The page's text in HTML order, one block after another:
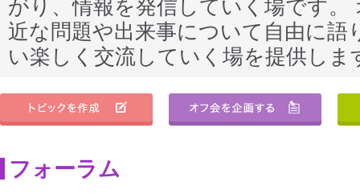
がり、情報を発信していく場です
近な問題や出来事について自由に
い楽しく交流していく場を提供しま
フォーラム